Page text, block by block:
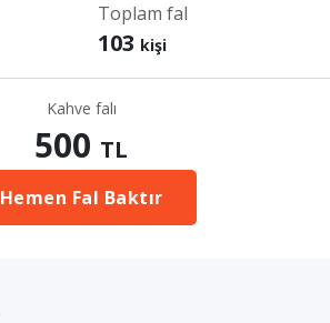
Toplam fal
103 kişi
Kahve falı
500 TL
Hemen Fal Baktır